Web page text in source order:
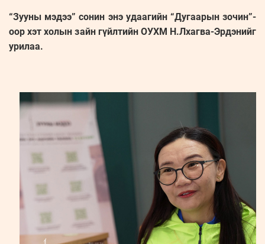
“Зууны мэдээ” сонин энэ удаагийн “Дугаарын зочин”-
оор хэт холын зайн гүйлтийн ОУХМ Н.Лхагва-Эрдэнийг
урилаа.